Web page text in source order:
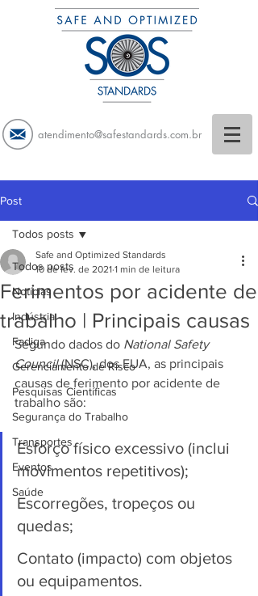
atendimento@safestandards.com.br
Post
Todos posts
Notícias
Indústria
Fadiga
Gerenciamento de Risco
Pesquisas Científicas
Segurança do Trabalho
Transportes
Eventos
Saúde
Todos posts
Ferimentos por acidente de
trabalho | Principais causas
Safe and Optimized Standards
10 de fev. de 2021 1 min de leitura
Segundo dados do National Safety
Council (NSC), dos EUA, as principais
causas de ferimento por acidente de
trabalho são:
Esforço físico excessivo (inclui
movimentos repetitivos);
Escorregões, tropeços ou
quedas;
Contato (impacto) com objetos
ou equipamentos.